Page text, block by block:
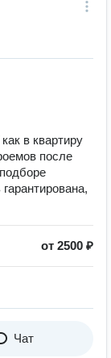
в квартиру
после
от 2500 ₽
Чат